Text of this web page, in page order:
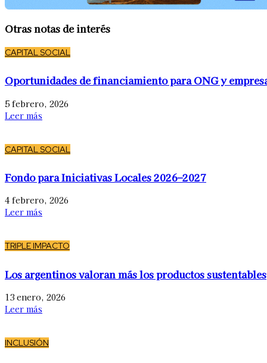
Otras notas de interés
CAPITAL SOCIAL
Oportunidades de financiamiento para ONG y
5 febrero, 2026
Leer más
CAPITAL SOCIAL
Fondo para Iniciativas Locales 2026–2027
4 febrero, 2026
Leer más
TRIPLE IMPACTO
Los argentinos valoran más los productos sustentables
13 enero, 2026
Leer más
INCLUSIÓN